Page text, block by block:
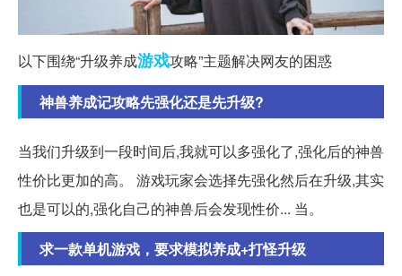
以下围绕“升级养成游戏攻略”主题解决网友的困惑
神兽养成记攻略先强化还是先升级?
当我们升级到一段时间后,我就可以多强化了,强化后的神兽
性价比更加的高。 游戏玩家会选择先强化然后在升级,其实
也是可以的,强化自己的神兽后会发现性价... 当。
求一款单机游戏，要求模拟养成+打怪升级